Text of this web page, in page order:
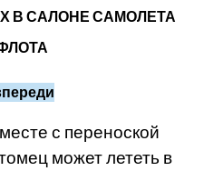
В САЛОНЕ САМОЛЕТА
с переноской
может лететь в